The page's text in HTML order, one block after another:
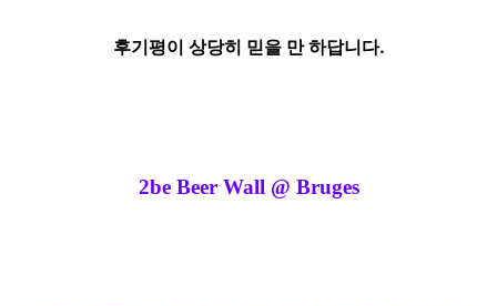
후기평이 상당히 믿을 만 하답니다.
2be Beer Wall @ Bruges